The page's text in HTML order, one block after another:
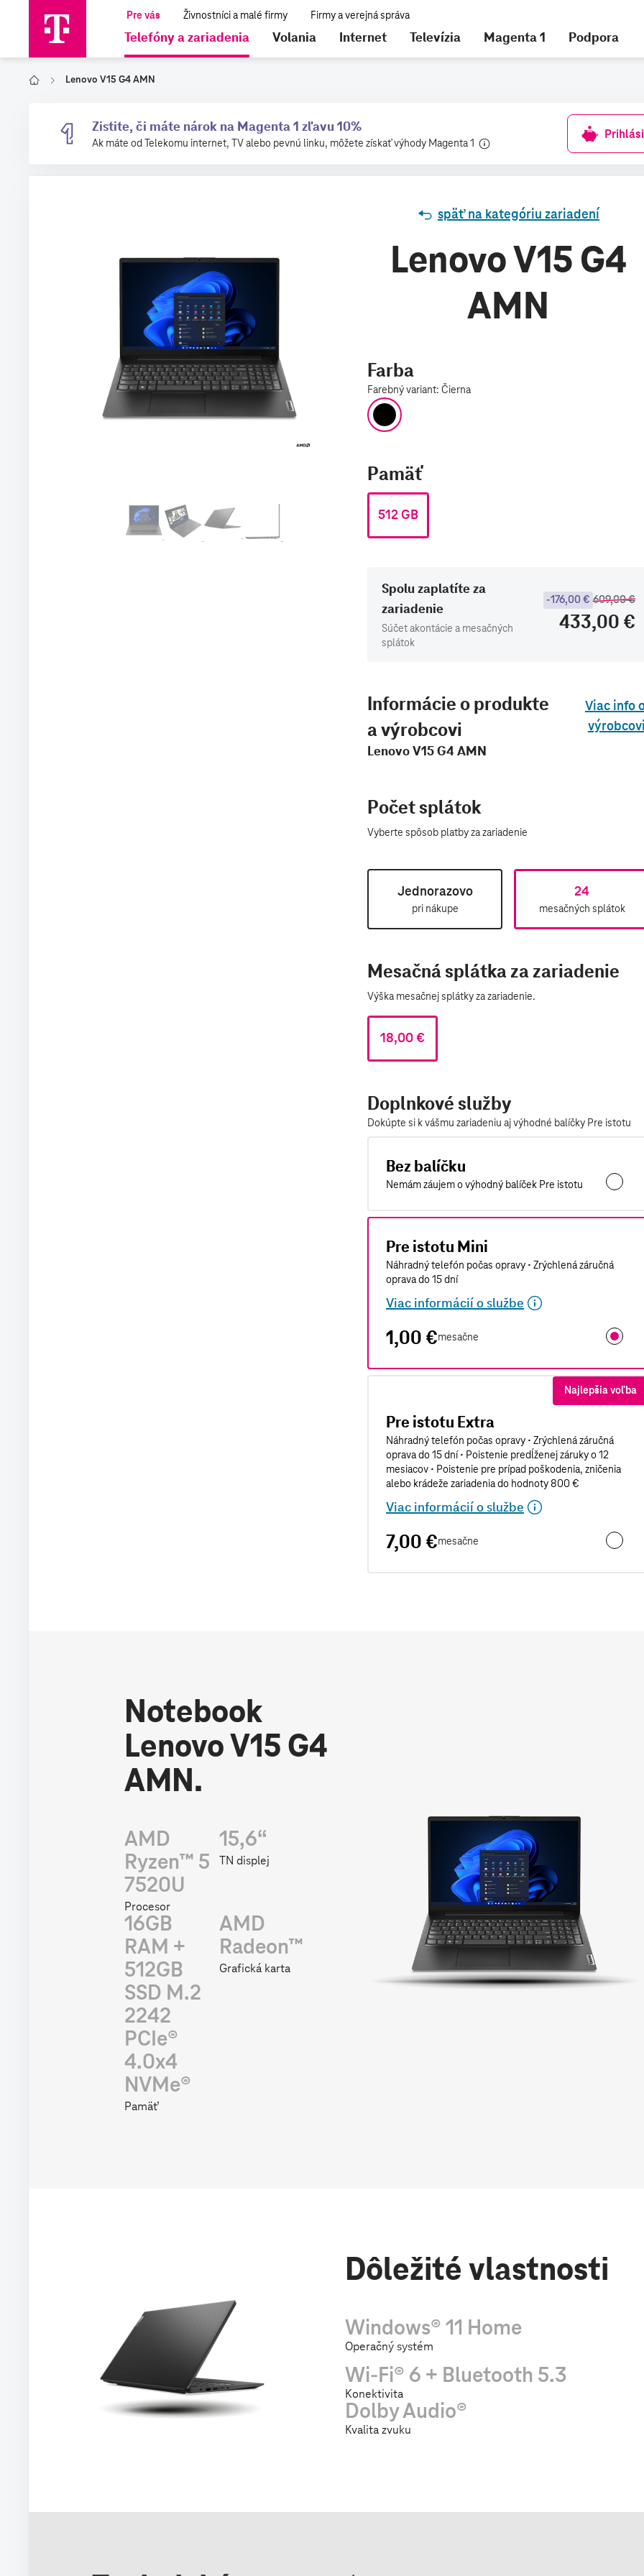
Telefóny a zariadenia Volania Internet Televízia Magenta 1 Podpora
Domov Lenovo V15 G4 AMN
Zistite, či máte nárok na Magenta 1 zľavu 10%
Ak máte od Telekomu internet, TV alebo pevnú linku, môžete získať výhody Magenta 1
späť na kategóriu zariadení
Lenovo V15 G4
AMN
Farba
Farebný variant: Čierna
Pamäť
512 GB
Spolu zaplatíte za
zariadenie
Súčet akontácie a mesačných
splátok
-176,00 € 609,00 €
433,00 €
Informácie o produkte
a výrobcovi
Viac info
Lenovo V15 G4 AMN
Počet splátok
Vyberte spôsob platby za zariadenie​
Jednorazovo
pri nákupe
24
mesačných splátok
Mesačná splátka za zariadenie
Výška mesačnej splátky za zariadenie.
18,00 €
Doplnkové služby
Dokúpte si k vášmu zariadeniu aj výhodné balíčky Pre istotu
Bez balíčku
Nemám záujem o výhodný balíček Pre istotu
Pre istotu Mini
Náhradný telefón počas opravy • Zrýchlená záručná
oprava do 15 dní
Viac informácií o službe
1,00 €mesačne Pre
Najlepšia voľba
Pre istotu Extra
Náhradný telefón počas opravy • Zrýchlená záručná
oprava do 15 dní • Poistenie predĺženej záruky o 12
mesiacov • Poistenie pre prípad poškodenia, zničenia
alebo krádeže zariadenia do hodnoty 800 €
Viac informácií o službe
7,00 €mesačne Pre